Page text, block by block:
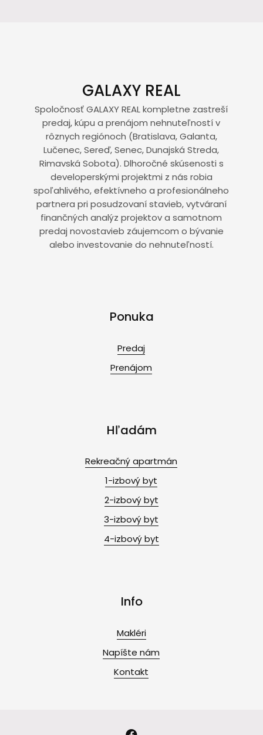
GALAXY REAL
Spoločnosť GALAXY REAL kompletne zastreší
predaj, kúpu a prenájom nehnuteľností v
rôznych regiónoch (Bratislava, Galanta,
Lučenec, Sereď, Senec, Dunajská Streda,
Rimavská Sobota). Dlhoročné skúsenosti s
developerskými projektmi z nás robia
spoľahlivého, efektívneho a profesionálneho
partnera pri posudzovaní stavieb, vytváraní
finančných analýz projektov a samotnom
predaj novostavieb záujemcom o bývanie
alebo investovanie do nehnuteľností.
Ponuka
Predaj
Prenájom
Hľadám
Rekreačný apartmán
1-izbový byt
2-izbový byt
3-izbový byt
4-izbový byt
Info
Makléri
Napíšte nám
Kontakt